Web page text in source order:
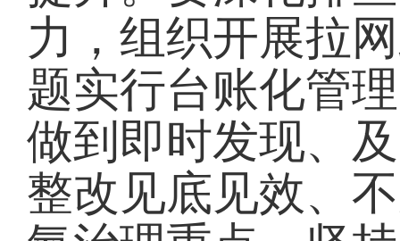
力，组织开展拉
题实行台账化管
做到即时发现、
整改见底见效、